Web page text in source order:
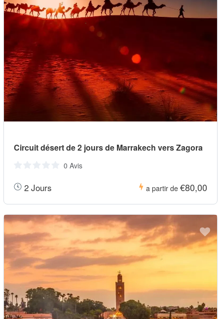
Circuit désert de 2 jours de Marrakech vers Zagora
0 Avis
2 Jours a partir de €80,00